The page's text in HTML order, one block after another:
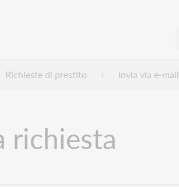
Richieste di prestito Invia via e-
richiesta